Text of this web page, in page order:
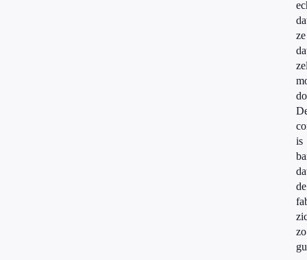
ze
is
de
zo